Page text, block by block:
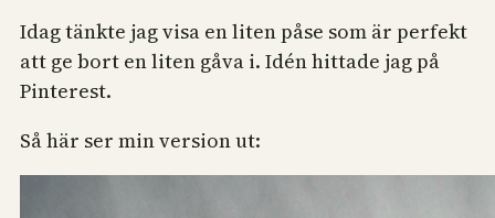
Idag tänkte jag visa en liten påse som är perfekt
att ge bort en liten gåva i. Idén hittade jag på
Pinterest.
Så här ser min version ut: